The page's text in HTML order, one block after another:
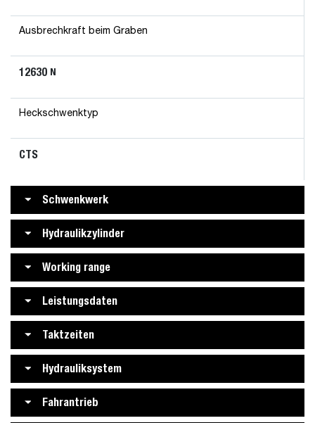
Ausbrechkraft beim Graben
12630 N
Heckschwenktyp
CTS
Schwenkwerk
Hydraulikzylinder
Working range
Leistungsdaten
Taktzeiten
Hydrauliksystem
Fahrantrieb